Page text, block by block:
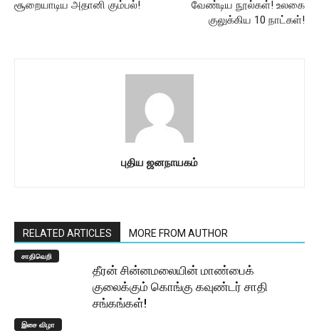
சூறையாடிய அதானி கும்பல்!
வேண்டிய நூல்கள்! உலகை
குலுக்கிய 10 நாட்கள்!
புதிய ஜனநாயகம்
RELATED ARTICLES MORE FROM AUTHOR
சாதிவெறி
தீரன் சின்னமலையின் மாண்பைக்
குலைக்கும் கொங்கு கவுண்டர் சாதி
சங்கங்கள்!
இசை விழா